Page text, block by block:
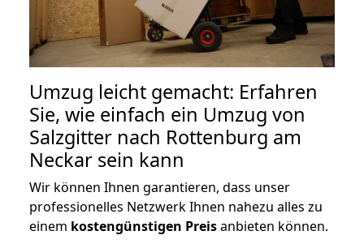
Umzug leicht gemacht: Erfahren
Sie, wie einfach ein Umzug von
Salzgitter nach Rottenburg am
Neckar sein kann
Wir können Ihnen garantieren, dass unser
professionelles Netzwerk Ihnen nahezu alles zu
einem kostengünstigen Preisanbieten können.